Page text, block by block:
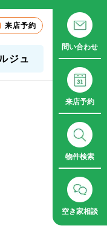
ジュ
問い合わせ
来店予約
物件検索
空き家相談
来店予約